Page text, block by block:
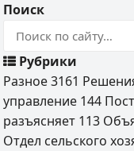
Поиск
Рубрики
Разное3161
управление 144
разъясняет 113
Отдел сельского